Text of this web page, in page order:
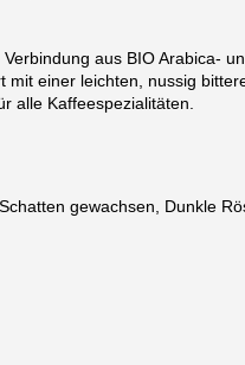
aus BIO Arabica-
mit einer leichten, nussig
alle Kaffeespezialitäten.
gewachsen, Dunkle